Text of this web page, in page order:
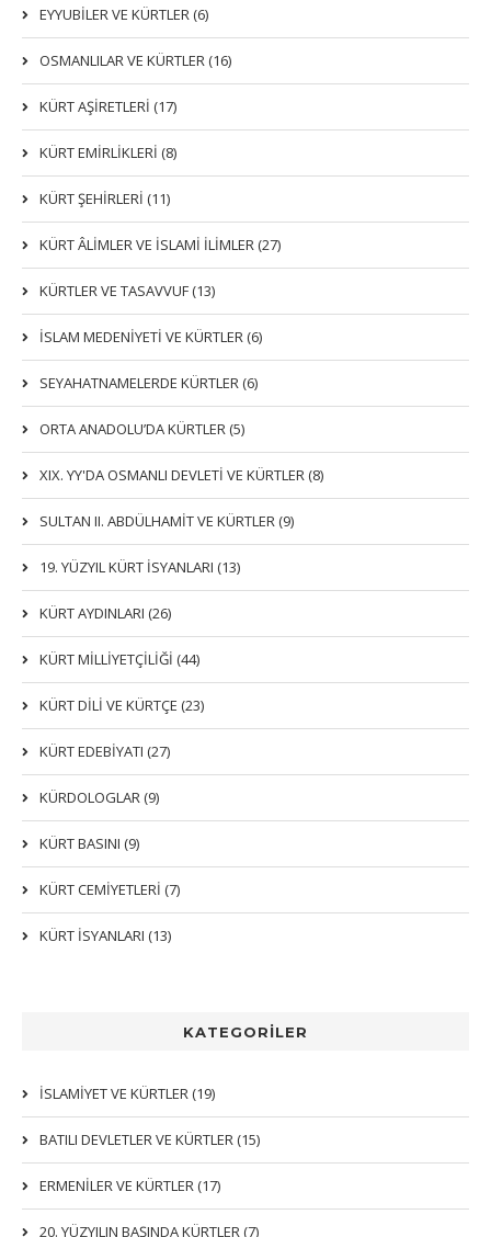
KATEGORİLER
İSLAMIYET VE KÜRTLER (19)
BATILI DEVLETLER VE KÜRTLER (15)
ERMENİLER VE KÜRTLER (17)
20. YÜZYILIN BAŞINDA KÜRTLER (7)
EYYUBİLER VE KÜRTLER (6)
OSMANLILAR VE KÜRTLER (16)
KÜRT AŞİRETLERİ (17)
KÜRT EMİRLİKLERİ (8)
KÜRT ŞEHİRLERİ (11)
KÜRT ÂLİMLER VE İSLAMİ İLİMLER (27)
KÜRTLER VE TASAVVUF (13)
İSLAM MEDENİYETİ VE KÜRTLER (6)
SEYAHATNAMELERDE KÜRTLER (6)
ORTA ANADOLU’DA KÜRTLER (5)
XIX. YY'DA OSMANLI DEVLETI VE KÜRTLER (8)
SULTAN II. ABDÜLHAMİT VE KÜRTLER (9)
19. YÜZYIL KÜRT İSYANLARI (13)
KÜRT AYDINLARI (26)
KÜRT MİLLİYETÇİLİĞİ (44)
KÜRT DİLİ VE KÜRTÇE (23)
KÜRT EDEBİYATI (27)
KÜRDOLOGLAR (9)
KÜRT BASINI (9)
KÜRT CEMİYETLERİ (7)
KÜRT İSYANLARI (13)